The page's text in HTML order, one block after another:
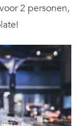
2 personen,